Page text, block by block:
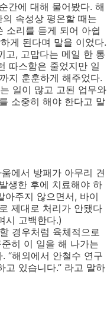
간에 대해 물어봤다. 해
속성상 평온할 때는
소리를 듣게 되어 아쉽
게 된다며 말을 이었다.
고, 고맙다는 메일 한 통
따스함은 줄었지만 일
지 훈훈하게 해주었다.
일이 많고 고된 업무와
소중히 해야 한다고 말
에서 방패가 아무리 견
생한 후에 치료해야 하
주지 않으면서, 바이
제대로 처리가 안됐다
시 고백한다.)
경우처럼 육체적으로
히 이 일을 해 나가는
“해외에서 안철수 연구
있습니다.” 라고 말하